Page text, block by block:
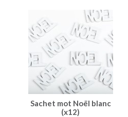
Sachet mot Noël blanc
(x12)